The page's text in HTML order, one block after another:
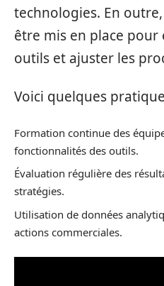
technologies. En
être mis en place pour
outils et ajuster les
Voici quelques
Formation continue des
fonctionnalités des outils.
Évaluation régulière des
stratégies.
Utilisation de données
actions commerciales.